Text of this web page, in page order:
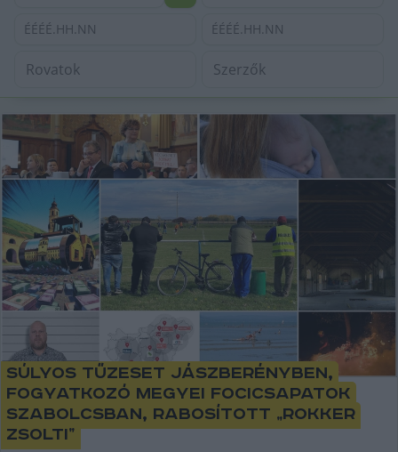
ÉÉÉÉ.HH.NN ÉÉÉÉ.HH.NN
Súlyos tűzeset Jászberényben,
fogyatkozó megyei focicsapatok
Szabolcsban, rabosított „Rokker
Zsolti”